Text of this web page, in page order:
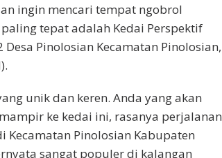
ingin mencari tempat ngobrol
tepat adalah Kedai Perspektif
Desa Pinolosian Kecamatan Pinolosian,
unik dan keren. Anda yang akan
ke kedai ini, rasanya perjalanan
Pinolosian Kabupaten
sangat populer di kalangan